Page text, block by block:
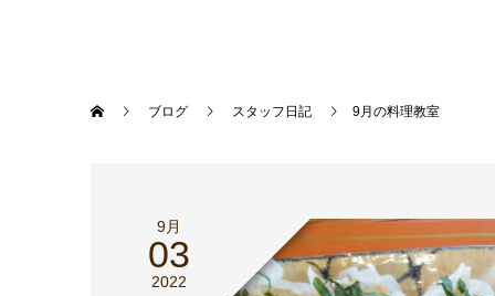
ブログ スタッフ日記 9月の料理教室
9月
03
2022